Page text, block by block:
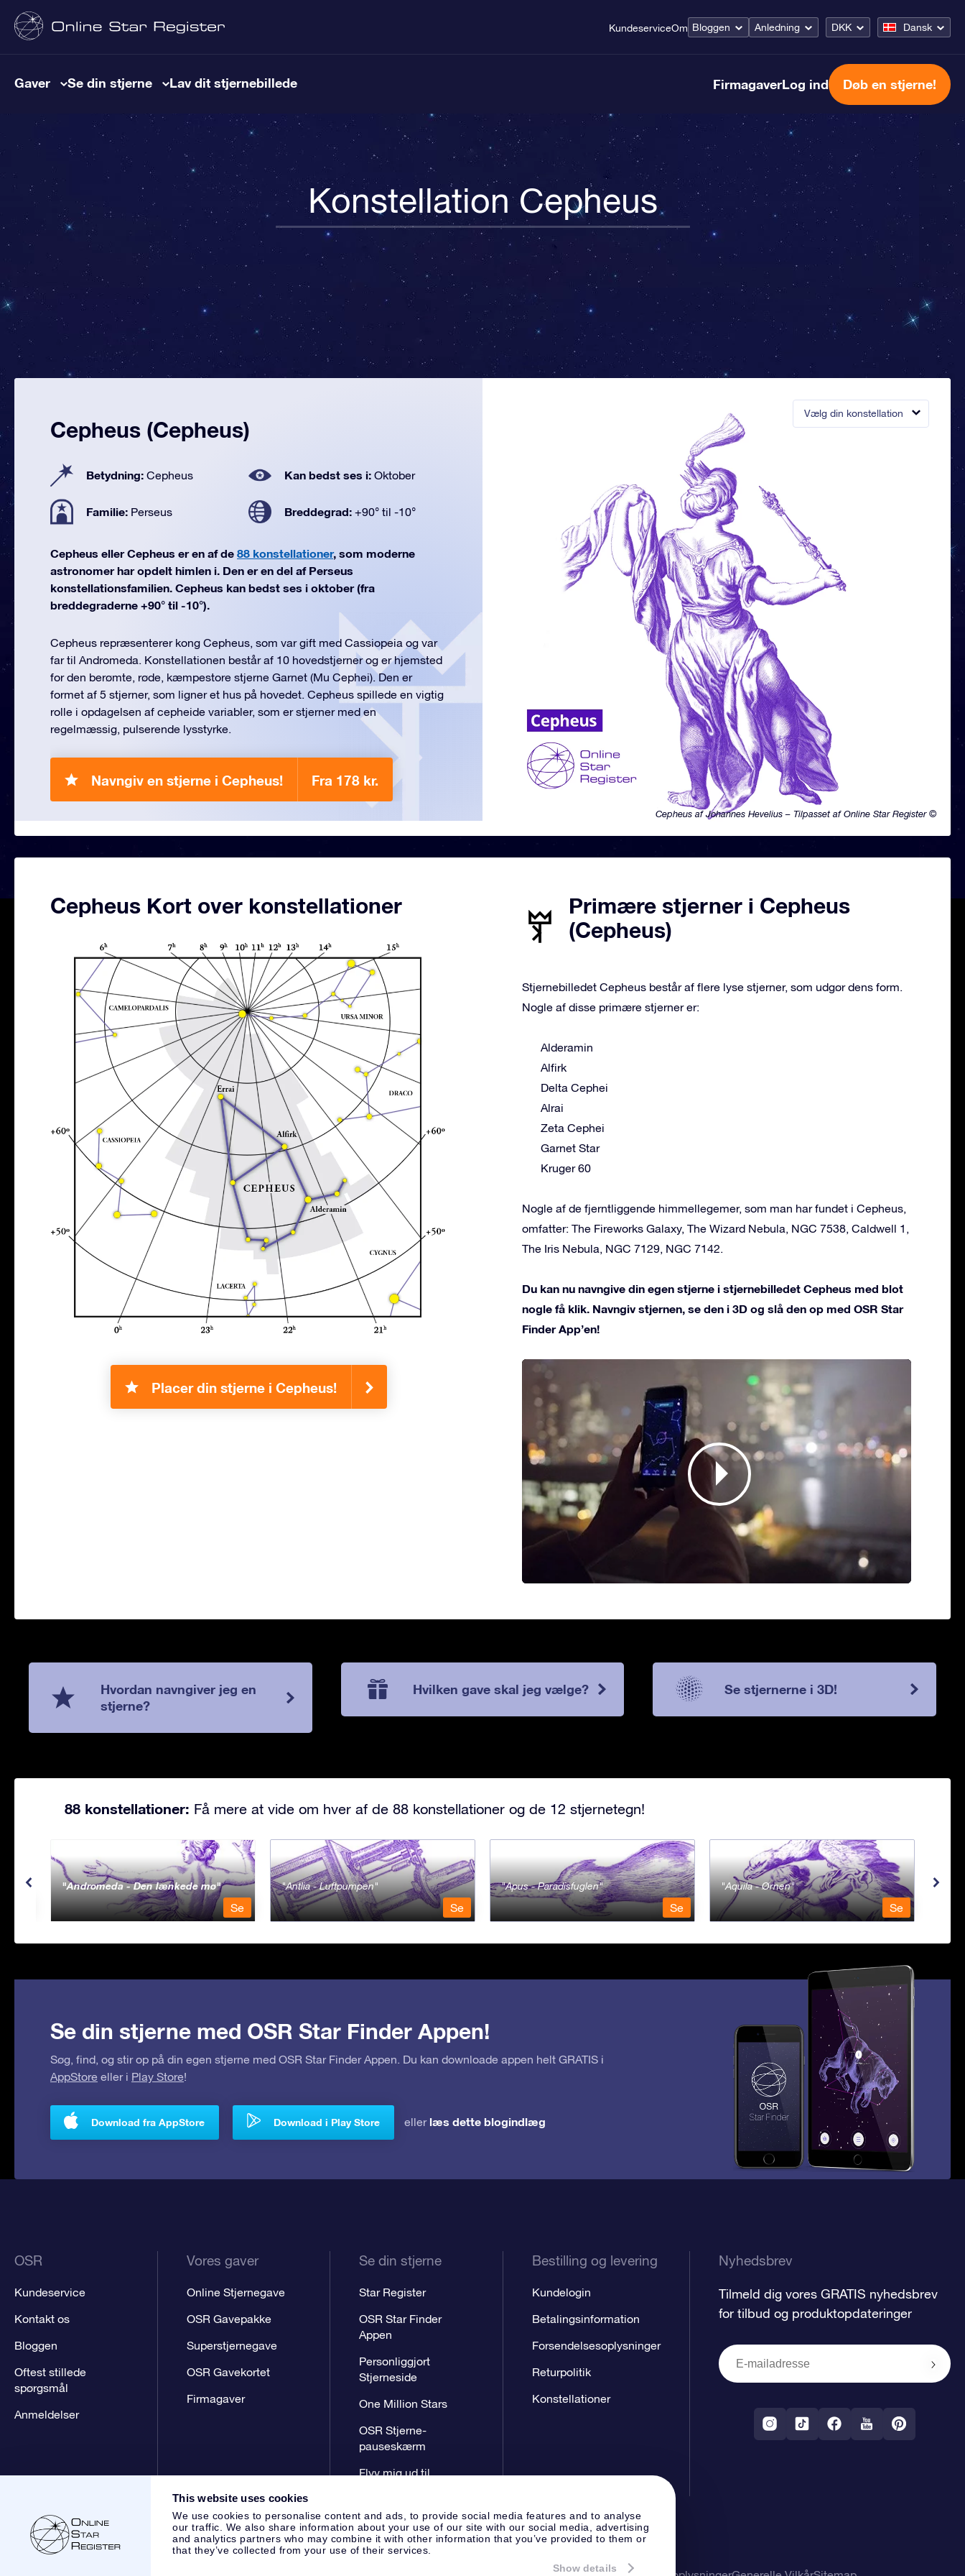
This website uses cookies
We use cookies to personalise content and ads, to provide social media features and to analyse
our traffic. We also share information about your use of our site with our social media, advertising
and analytics partners who may combine it with other information that you’ve provided to them or
that they’ve collected from your use of their services.
Show details
KundeserviceOm Bloggen Anledning DKK Dansk
Gaver Se din stjerne Lav dit stjernebillede FirmagaverLog ind Døb en stjerne!
Konstellation Cepheus
Vælg din konstellation
Cepheus af Johannes Hevelius – Tilpasset af Online Star Register ©
Cepheus (Cepheus)
Betydning: Cepheus Kan bedst ses i: Oktober
Familie: Perseus Breddegrad: +90° til -10°
Cepheus eller Cepheus er en af de 88 konstellationer, som moderne
astronomer har opdelt himlen i. Den er en del af Perseus
konstellationsfamilien. Cepheus kan bedst ses i oktober (fra
breddegraderne +90° til -10°).
Cepheus repræsenterer kong Cepheus, som var gift med Cassiopeia og var
far til Andromeda. Konstellationen består af 10 hovedstjerner og er hjemsted
for den berømte, røde, kæmpestore stjerne Garnet (Mu Cephei). Den er
formet af 5 stjerner, som ligner et hus på hovedet. Cepheus spillede en vigtig
rolle i opdagelsen af cepheide variabler, som er stjerner med en
regelmæssig, pulserende lysstyrke.
Navngiv en stjerne i Cepheus! Fra 178 kr.
Cepheus Kort over konstellationer
Placer din stjerne i Cepheus!
Primære stjerner i Cepheus
(Cepheus)
Stjernebilledet Cepheus består af flere lyse stjerner, som udgør dens form.
Nogle af disse primære stjerner er:
Alderamin
Alfirk
Delta Cephei
Alrai
Zeta Cephei
Garnet Star
Kruger 60
Nogle af de fjerntliggende himmellegemer, som man har fundet i Cepheus,
omfatter: The Fireworks Galaxy, The Wizard Nebula, NGC 7538, Caldwell 1,
The Iris Nebula, NGC 7129, NGC 7142.
Du kan nu navngive din egen stjerne i stjernebilledet Cepheus med blot
nogle få klik. Navngiv stjernen, se den i 3D og slå den op med OSR Star
Finder App’en!
Hvordan navngiver jeg en
stjerne?
Hvilken gave skal jeg vælge? Se stjernerne i 3D!
88 konstellationer: Få mere at vide om hver af de 88 konstellationer og de 12 stjernetegn!
Andromeda - Den lænkede mø
Se
Antlia - Luftpumpen
Se
Apus - Paradisfuglen
Se
Aquila - Ørnen
Se
Se din stjerne med OSR Star Finder Appen!
Søg, find, og stir op på din egen stjerne med OSR Star Finder Appen. Du kan downloade appen helt GRATIS i
AppStore eller i Play Store!
Download fra AppStore Download i Play Store eller læs dette blogindlæg
OSR
Kundeservice
Kontakt os
Bloggen
Oftest stillede
spørgsmål
Anmeldelser
Vores gaver
Online Stjernegave
OSR Gavepakke
Superstjernegave
OSR Gavekortet
Firmagaver
Se din stjerne
Star Register
OSR Star Finder
Appen
Personliggjort
Stjerneside
One Million Stars
OSR Stjerne-
pauseskærm
Flyv mig ud til
Bestilling og levering
Kundelogin
Betalingsinformation
Forsendelsesoplysninger
Returpolitik
Konstellationer
Nyhedsbrev
Tilmeld dig vores GRATIS nyhedsbrev
for tilbud og produktopdateringer